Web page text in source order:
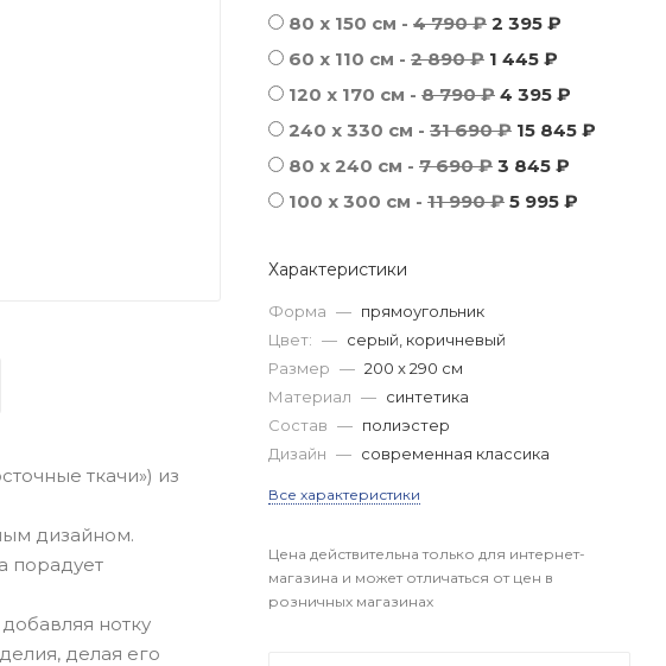
ткачи») из
дизайном.
порадует
нотку
делая его
80 x 150 см - 4 790 ₽ 2 395 ₽
60 x 110 см - 2 890 ₽ 1 445 ₽
120 x 170 см - 8 790 ₽ 4 395 ₽
240 x 330 см - 31 690 ₽ 15 845 ₽
80 x 240 см - 7 690 ₽ 3 845 ₽
100 x 300 см - 11 990 ₽ 5 995 ₽
Характеристики
Форма — прямоугольник
Цвет: — серый, коричневый
Размер — 200 x 290 см
Материал — синтетика
Состав — полиэстер
Дизайн — современная классика
Все характеристики
Цена действительна только для интернет-
магазина и может отличаться от цен в
розничных магазинах